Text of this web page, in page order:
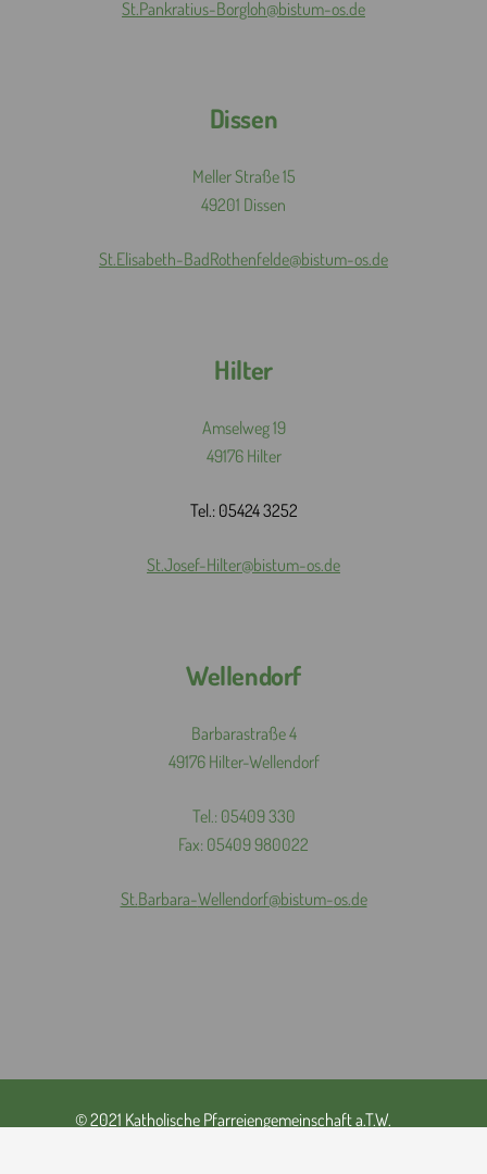
St.Pankratius-Borgloh@bistum-os.de
Dissen
Meller Straße 15
49201 Dissen
St.Elisabeth-BadRothenfelde@bistum-os.de
Hilter
Amselweg 19
49176 Hilter
Tel.: 05424 3252
St.Josef-Hilter@bistum-os.de
Wellendorf
Barbarastraße 4
49176 Hilter-Wellendorf
Tel.: 05409 330
Fax: 05409 980022
St.Barbara-Wellendorf@bistum-os.de
© 2021 Katholische Pfarreiengemeinschaft a.T.W.